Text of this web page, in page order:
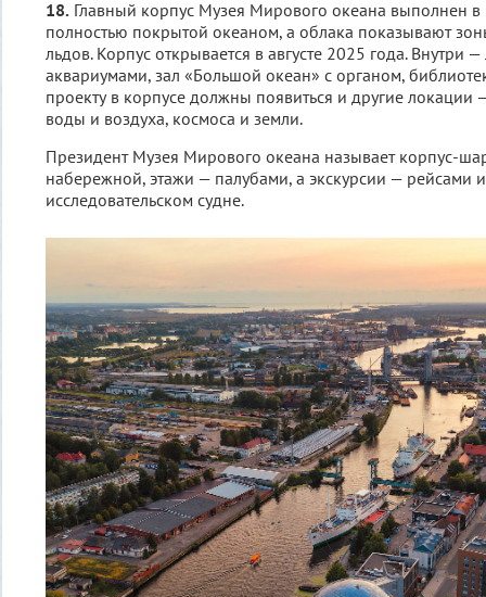
18. Главный корпус Музея Мирового океана выполнен в
полностью покрытой океаном, а облака показывают
льдов. Корпус открывается в августе 2025 года. Внутри
аквариумами, зал «Большой океан» с органом,
проекту в корпусе должны появиться и другие локации
воды и воздуха, космоса и земли.
Президент Музея Мирового океана называет корпус-
набережной, этажи — палубами, а экскурсии — рейсами
исследовательском судне.